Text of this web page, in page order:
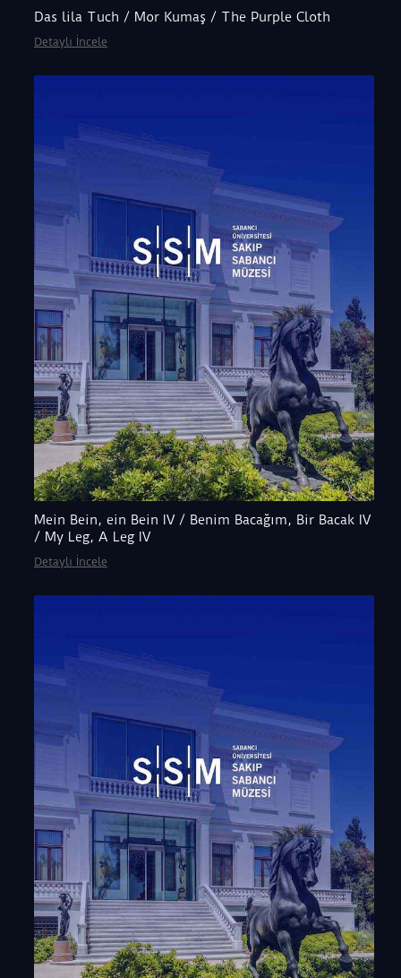
Das lila Tuch / Mor Kumaş / The Purple Cloth
Detaylı İncele
Mein Bein, ein Bein IV / Benim Bacağım, Bir Bacak IV
/ My Leg, A Leg IV
Detaylı İncele